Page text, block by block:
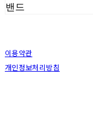
밴드
이용약관
개인정보처리방침